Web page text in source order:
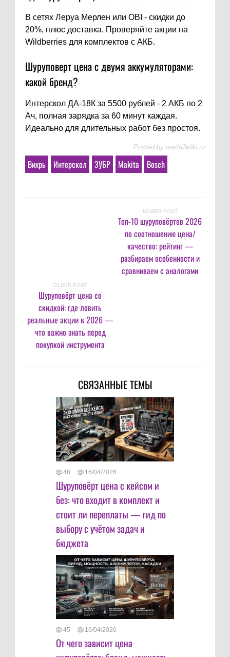
В сетях Леруа Мерлен или OBI - скидки до
20%, плюс доставка. Проверяйте акции на
Wildberries для комплектов с АКБ.
Шуруповерт цена с двумя аккумуляторами:
какой бренд?
Интерскол ДА-18К за 5500 рублей - 2 АКБ по 2
Ач, полная зарядка за 60 минут каждая.
Идеально для длительных работ без простоя.
Posted by metin2wiki.ru
Вихрь Интерскол ЗУБР Makita Bosch
NEWER POST
Топ-10 шуруповёртов 2026
по соотношению цена/
качество: рейтинг —
разбираем особенности и
сравниваем с аналогами
OLDER POST
Шуруповёрт цена со
скидкой: где ловить
реальные акции в 2026 —
что важно знать перед
покупкой инструмента
СВЯЗАННЫЕ ТЕМЫ
46 16/04/2026
Шуруповёрт цена с кейсом и
без: что входит в комплект и
стоит ли переплаты — гид по
выбору с учётом задач и
бюджета
45 16/04/2026
От чего зависит цена